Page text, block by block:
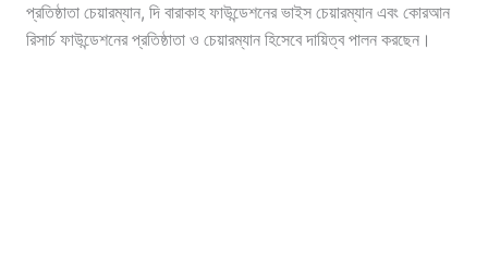
প্রতিষ্ঠাতা চেয়ারম্যান, দি বারাকাহ ফাউন্ডেশনের ভাইস চেয়ারম্যান এবং কোরআন
রিসার্চ ফাউন্ডেশনের প্রতিষ্ঠাতা ও চেয়ারম্যান হিসেবে দায়িত্ব পালন করছেন।